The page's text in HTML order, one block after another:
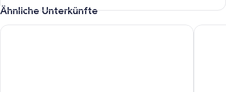
Ähnliche Unterkünfte
Ferienhaus Hesse im Land der Frau Holle Chalet